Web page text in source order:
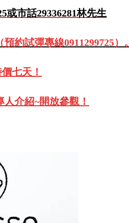
或市話29336281林先生
約試彈專線0911299725）。
七天！
介紹~開放參觀！